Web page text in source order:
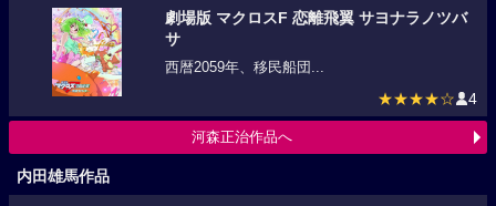
劇場版 マクロスF 恋離飛翼 サヨナラノツバ
サ
西暦2059年、移民船団...
★★★★☆ 4
河森正治作品へ
内田雄馬作品